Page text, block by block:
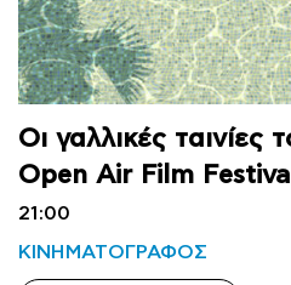
Οι γαλλικές ταινίες
Open Air Film
21:00
ΚΙΝΗΜΑΤΟΓΡΑΦΟΣ